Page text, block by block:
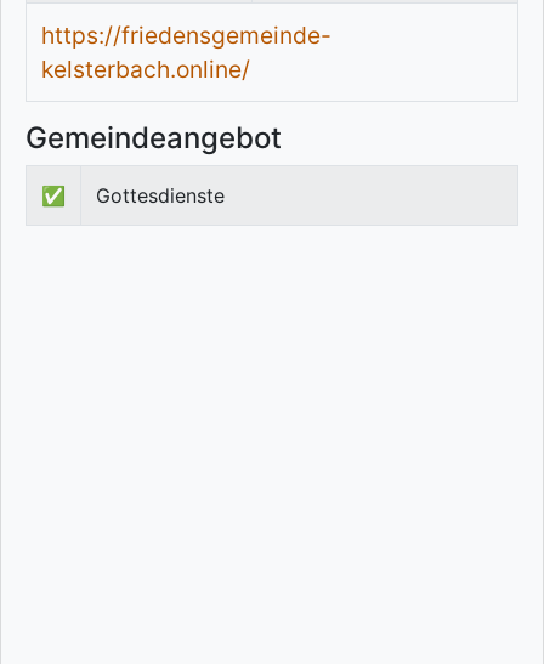
https://friedensgemeinde-
kelsterbach.online/
Gemeindeangebot
✅ Gottesdienste